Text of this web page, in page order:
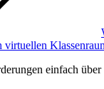
virtuellen
einfach